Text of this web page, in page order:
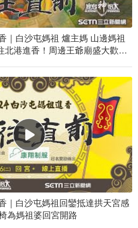
｜白沙屯媽祖 爐主媽 山邊媽祖
北港進香！周邊王爺廟盛大歡
｜白沙屯媽祖回鑾抵達拱天宮感
為媽祖婆回宮開路